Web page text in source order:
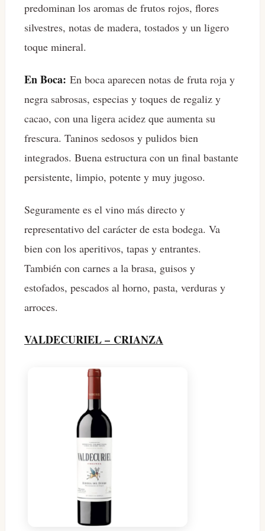
predominan los aromas de frutos rojos, flores
silvestres, notas de madera, tostados y un ligero
toque mineral.
En Boca: En boca aparecen notas de fruta roja y
negra sabrosas, especias y toques de regaliz y
cacao, con una ligera acidez que aumenta su
frescura. Taninos sedosos y pulidos bien
integrados. Buena estructura con un final bastante
persistente, limpio, potente y muy jugoso.
Seguramente es el vino más directo y
representativo del carácter de esta bodega. Va
bien con los aperitivos, tapas y entrantes.
También con carnes a la brasa, guisos y
estofados, pescados al horno, pasta, verduras y
arroces.
VALDECURIEL – CRIANZA